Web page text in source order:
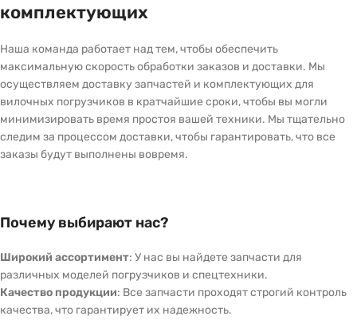
комплектующих
Наша команда работает над тем, чтобы обеспечить
максимальную скорость обработки заказов и доставки. Мы
осуществляем доставку запчастей и комплектующих для
вилочных погрузчиков в кратчайшие сроки, чтобы вы могли
минимизировать время простоя вашей техники. Мы тщательно
следим за процессом доставки, чтобы гарантировать, что все
заказы будут выполнены вовремя.
Почему выбирают нас?
Широкий ассортимент: У нас вы найдете запчасти для
различных моделей погрузчиков и спецтехники.
Качество продукции: Все запчасти проходят строгий контроль
качества, что гарантирует их надежность.